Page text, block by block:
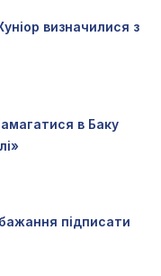
визначилися з
в Баку
підписати